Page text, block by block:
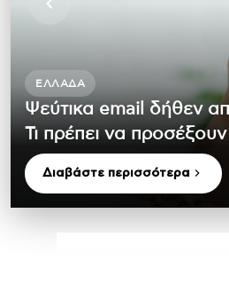
ΕΛΛΆΔΑ
Ψεύτικα email δήθεν
Τι πρέπει να προσέξουν
Διαβάστε περισσότερα